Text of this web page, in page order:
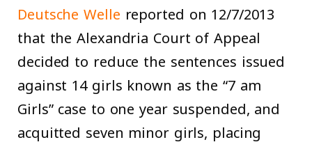
Deutsche Welle reported on 12/7/2013
that the Alexandria Court of Appeal
decided to reduce the sentences issued
against 14 girls known as the “7 am
Girls” case to one year suspended, and
acquitted seven minor girls, placing